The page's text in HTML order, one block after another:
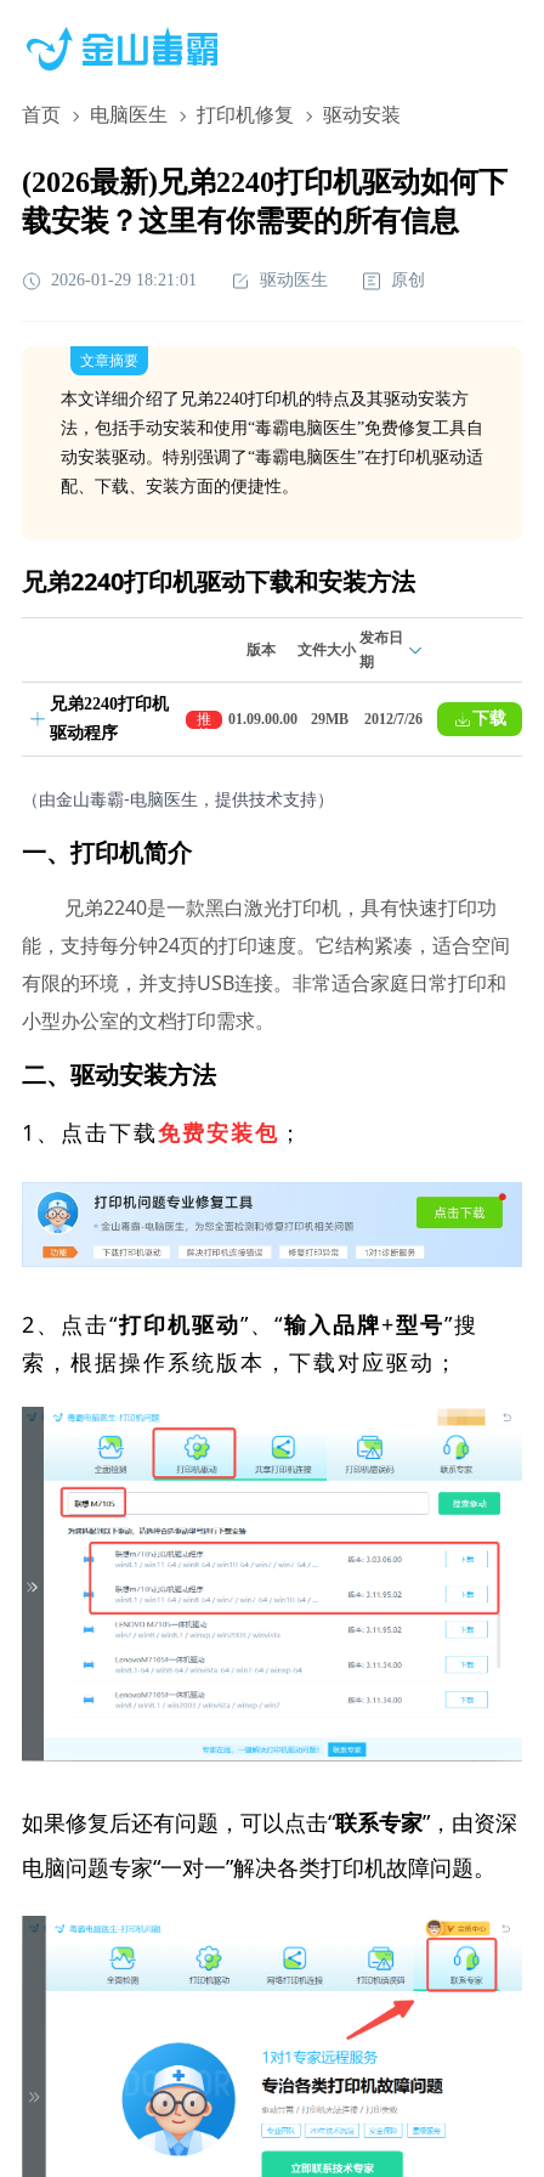
首页 电脑医生 打印机修复 驱动安装
(2026最新)兄弟2240打印机驱动如何下
载安装？这里有你需要的所有信息
2026-01-29 18:21:01 驱动医生 原创
文章摘要
本文详细介绍了兄弟2240打印机的特点及其驱动安装方
法，包括手动安装和使用“毒霸电脑医生”免费修复工具自
动安装驱动。特别强调了“毒霸电脑医生”在打印机驱动适
配、下载、安装方面的便捷性。
兄弟2240打印机驱动下载和安装方法
版本 文件大小
发布日
期
兄弟2240打印机
驱动程序
推
荐
01.09.00.00 29MB 2012/7/26 下载
（由金山毒霸-电脑医生，提供技术支持）
一、打印机简介
兄弟2240是一款黑白激光打印机，具有快速打印功
能，支持每分钟24页的打印速度。它结构紧凑，适合空间
有限的环境，并支持USB连接。非常适合家庭日常打印和
小型办公室的文档打印需求。
二、驱动安装方法
1、点击下载免费安装包 ；
2、点击“打印机驱动”、“输入品牌+型号”搜
索，根据操作系统版本，下载对应驱动；
如果修复后还有问题，可以点击“联系专家”，由资深
电脑问题专家“一对一”解决各类打印机故障问题。